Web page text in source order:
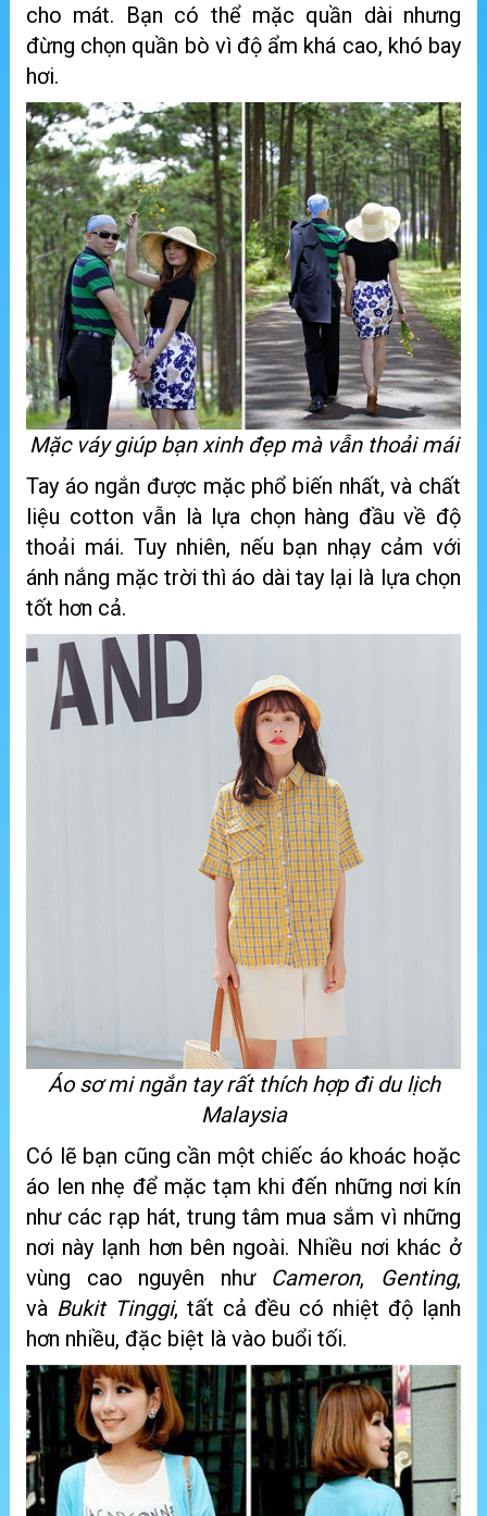
cho mát. Bạn có thể mặc quần dài nhưng
đừng chọn quần bò vì độ ẩm khá cao, khó bay
hơi.
Mặc váy giúp bạn xinh đẹp mà vẫn thoải mái
Tay áo ngắn được mặc phổ biến nhất, và chất
liệu cotton vẫn là lựa chọn hàng đầu về độ
thoải mái. Tuy nhiên, nếu bạn nhạy cảm với
ánh nắng mặc trời thì áo dài tay lại là lựa chọn
tốt hơn cả.
Áo sơ mi ngắn tay rất thích hợp đi du lịch
Malaysia
Có lẽ bạn cũng cần một chiếc áo khoác hoặc
áo len nhẹ để mặc tạm khi đến những nơi kín
như các rạp hát, trung tâm mua sắm vì những
nơi này lạnh hơn bên ngoài. Nhiều nơi khác ở
vùng cao nguyên như Cameron, Genting,
và Bukit Tinggi, tất cả đều có nhiệt độ lạnh
hơn nhiều, đặc biệt là vào buổi tối.